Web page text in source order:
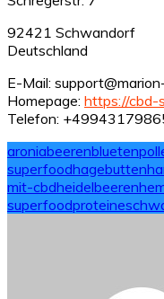
92421 Schwandorf
Deutschland
E-Mail:
Homepage: https://cbd-
Telefon:
aroniabeeren
superfoodhagebutten
mit-cbdheidelbeeren
superfoodproteine